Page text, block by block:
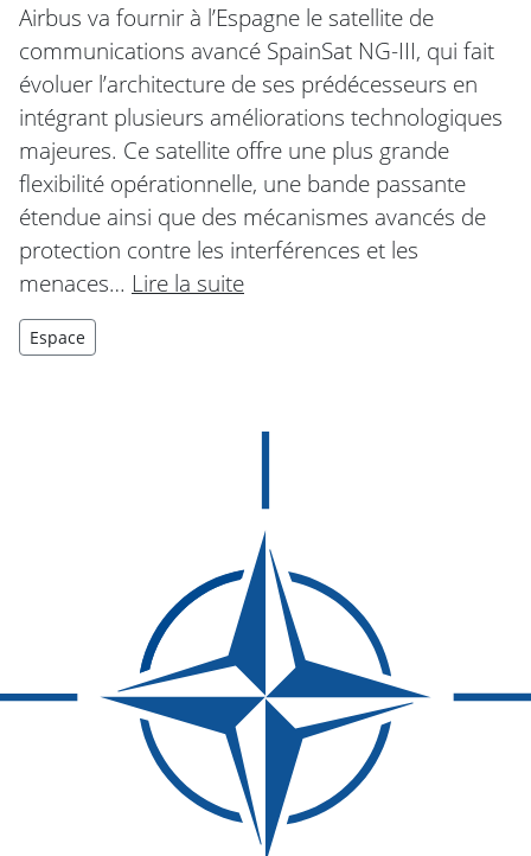
Airbus va fournir à l’Espagne le satellite de
communications avancé SpainSat NG-III, qui fait
évoluer l’architecture de ses prédécesseurs en
intégrant plusieurs améliorations technologiques
majeures. Ce satellite offre une plus grande
flexibilité opérationnelle, une bande passante
étendue ainsi que des mécanismes avancés de
protection contre les interférences et les
menaces… Lire la suite
Espace